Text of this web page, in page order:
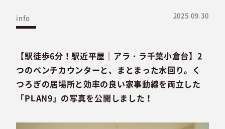
info 2025.09.30
【駅徒歩6分！駅近平屋｜アラ・ラ千葉小倉台】2
つのベンチカウンターと、まとまった水回り。く
つろぎの居場所と効率の良い家事動線を両立した
「PLAN9」の写真を公開しました！